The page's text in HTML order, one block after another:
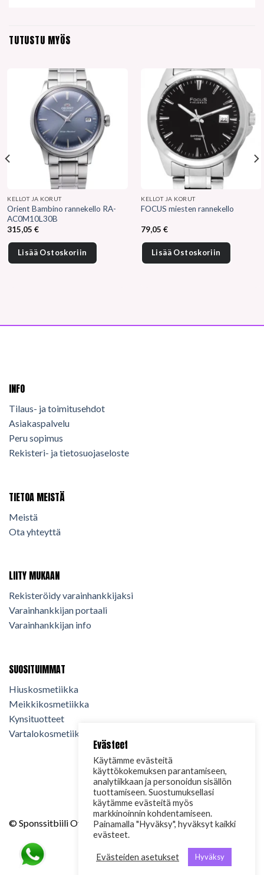
TUTUSTU MYÖS
KELLOT JA KORUT
Orient Bambino rannekello RA-
AC0M10L30B
315,05€
Lisää Ostoskoriin
KELLOT JA KORUT
FOCUS miesten rannekello
79,05€
Lisää Ostoskoriin
INFO
Tilaus- ja toimitusehdot
Asiakaspalvelu
Peru sopimus
Rekisteri- ja tietosuojaseloste
TIETOA MEISTÄ
Meistä
Ota yhteyttä
LIITY MUKAAN
Rekisteröidy varainhankkijaksi
Varainhankkijan portaali
Varainhankkijan info
SUOSITUIMMAT
Hiuskosmetiikka
Meikkikosmetiikka
Kynsituotteet
Vartalokosmetiikka
© Sponssitbiili Oy. 2024. Kaikki oikeudet pidätetään.
Evästeet
Käytämme evästeitä
käyttökokemuksen parantamiseen,
analytiikkaan ja personoidun sisällön
tuottamiseen. Suostumuksellasi
käytämme evästeitä myös
markkinoinnin kohdentamiseen.
Painamalla "Hyväksy", hyväksyt kaikki
evästeet.
Evästeiden asetukset Hyväksy